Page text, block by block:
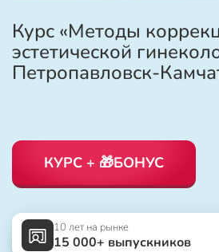
Курс «Методы
эстетической
Петропавловск-
КУРС + 🎁БОНУС
10 лет на рынке
15 000+ выпускников